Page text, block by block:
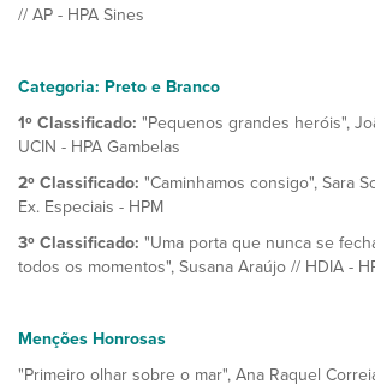
// AP - HPA Sines
Categoria: Preto e Branco
1º Classificado: "Pequenos grandes heróis",
UCIN - HPA Gambelas
2º Classificado: "Caminhamos consigo", Sara
Ex. Especiais - HPM
3º Classificado: "Uma porta que nunca se
todos os momentos", Susana Araújo // HDIA -
Menções Honrosas
"Primeiro olhar sobre o mar", Ana Raquel